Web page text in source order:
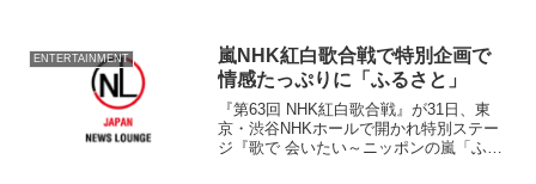
ENTERTAINMENT
嵐NHK紅白歌合戦で特別企画で
情感たっぷりに「ふるさと」
『第63回 NHK紅白歌合戦』が31日、東
京・渋谷NHKホールで開かれ特別ステー
ジ『歌で 会いたい～ニッポンの嵐「ふる